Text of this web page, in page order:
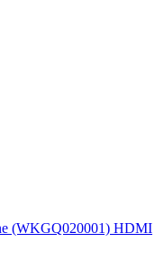
(WKGQ020001) HDMI